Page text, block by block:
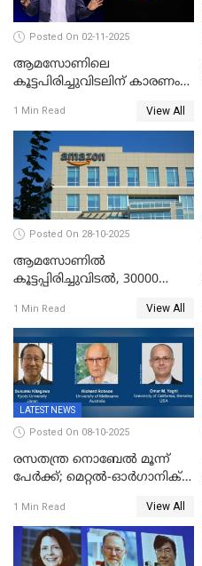
Posted On 02-11-2025
ആമസോണിലെ
കൂട്ടപിരിച്ചുവിടലിന് കാരണം
വെളിപ്പെടുത്തലുമായി CEO
ആന്റി ജാസി
1 Min Read View All
Posted On 28-10-2025
ആമസോണില്‍
കൂട്ടപ്പിരിച്ചുവിടല്‍, 30000
1 Min Read View All
LATEST NEWS
Posted On 08-10-2025
രസതന്ത്ര നൊബേല്‍ മൂന്ന്
പേർക്ക്; മെറ്റൽ-ഓർഗാനിക്
വികസനത്തിന്' നൽകിയ
സംഭാവനകൾക്ക് പുരസ്‍കാരം
1 Min Read View All